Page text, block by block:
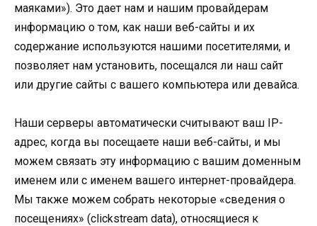
маяками»). Это дает нам и нашим провайдерам
информацию о том, как наши веб-сайты и их
содержание используются нашими посетителями, и
позволяет нам установить, посещался ли наш сайт
или другие сайты с вашего компьютера или девайса.
Наши серверы автоматически считывают ваш IP-
адрес, когда вы посещаете наши веб-сайты, и мы
можем связать эту информацию с вашим доменным
именем или с именем вашего интернет-провайдера.
Мы также можем собрать некоторые «сведения о
посещениях» (clickstream data), относящиеся к